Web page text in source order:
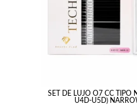
SET DE LUJO O7 CC TIPO
U4D-U5D)